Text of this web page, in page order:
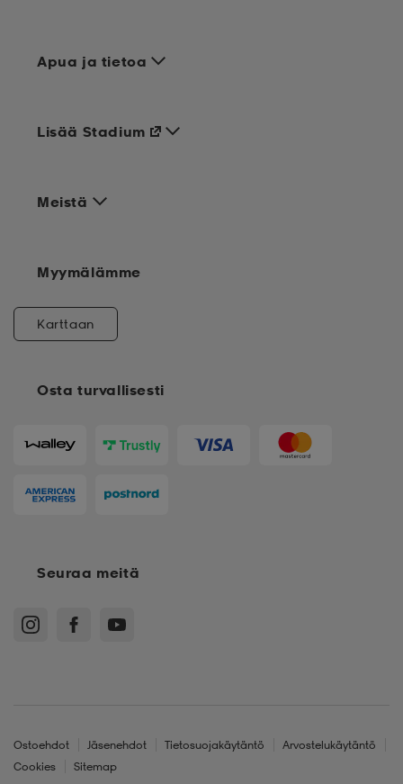
Apua ja tietoa
Meistä
Osta turvallisesti
Lisää Stadium
Myymälämme
Karttaan
Seuraa meitä
Ostoehdot Jäsenehdot Tietosuojakäytäntö
Arvostelukäytäntö
Cookies
Sitemap